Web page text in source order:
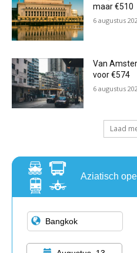
maar €510
6 augustus
Van
voor €574
6 augustus
Laad
Aziatisch